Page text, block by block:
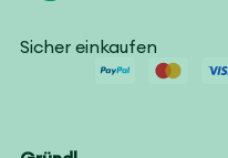
Sicher einkaufen